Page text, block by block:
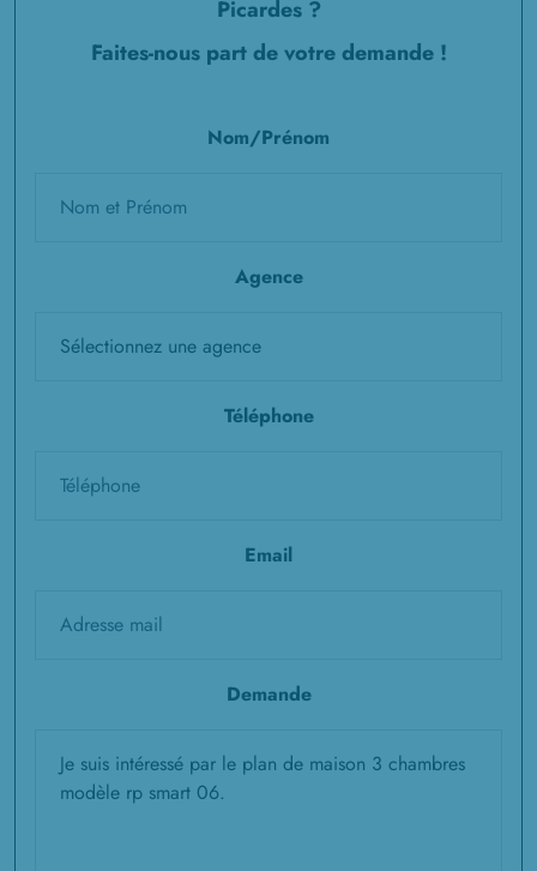
Picardes ?
Faites-nous part de votre demande !
Nom/Prénom
Agence
Téléphone
Email
Demande